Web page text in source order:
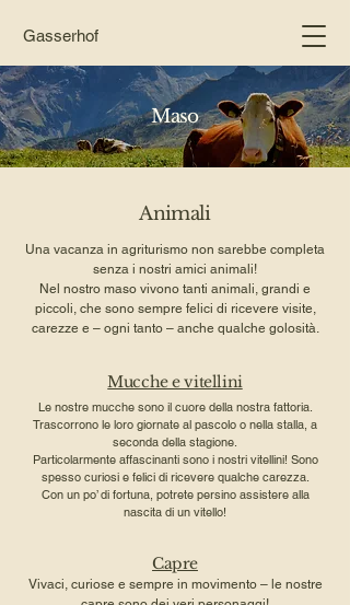
Gasserhof
Maso
Animali
Una vacanza in agriturismo non sarebbe completa
senza i nostri amici animali!
Nel nostro maso vivono tanti animali, grandi e
piccoli, che sono sempre felici di ricevere visite,
carezze e – ogni tanto – anche qualche golosità.
Mucche e vitellini
Le nostre mucche sono il cuore della nostra fattoria.
Trascorrono le loro giornate al pascolo o nella stalla, a
seconda della stagione.
Particolarmente affascinanti sono i nostri vitellini! Sono
spesso curiosi e felici di ricevere qualche carezza.
Con un po’ di fortuna, potrete persino assistere alla
nascita di un vitello!
Capre
Vivaci, curiose e sempre in movimento – le nostre